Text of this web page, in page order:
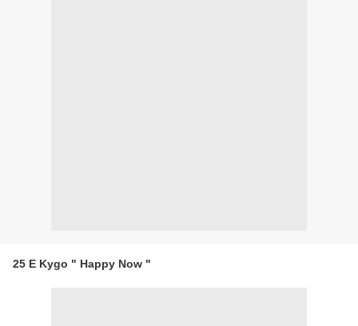
25 E Kygo " Happy Now "